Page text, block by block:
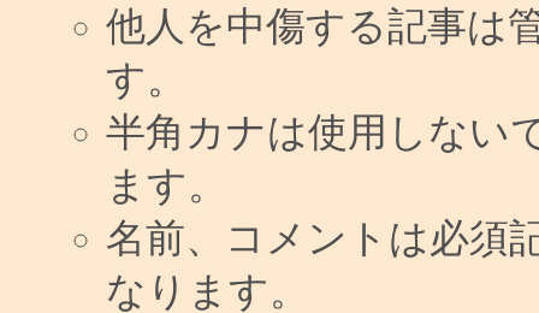
他人を中傷する記事は
す。
半角カナは使用しない
ます。
名前、コメントは必須
なります。